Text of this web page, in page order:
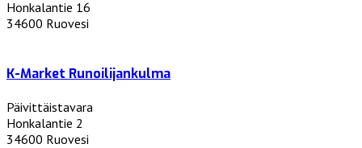
Honkalantie 16
34600 Ruovesi
K-Market Runoilijankulma
Päivittäistavara
Honkalantie 2
34600 Ruovesi